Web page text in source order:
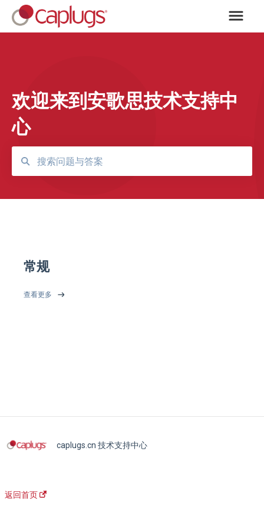
欢迎来到安歌思技术支持中
心
常规
查看更多
caplugs.cn 技术支持中心
返回首页